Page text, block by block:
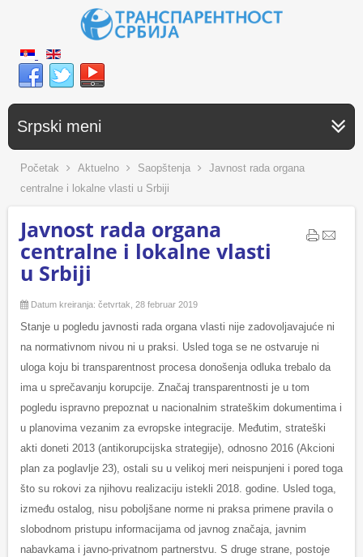
Srpski meni
Početak Aktuelno Saopštenja
Javnost rada organa
centralne i lokalne vlasti u Srbiji
Javnost rada organa
centralne i lokalne vlasti
u Srbiji
Datum kreiranja: četvrtak, 28 februar 2019
Stanje u pogledu javnosti rada organa vlasti nije zadovoljavajuće ni
na normativnom nivou ni u praksi. Usled toga se ne ostvaruje ni
uloga koju bi transparentnost procesa donošenja odluka trebalo da
ima u sprečavanju korupcije. Značaj transparentnosti je u tom
pogledu ispravno prepoznat u nacionalnim strateškim dokumentima i
u planovima vezanim za evropske integracije. Međutim, strateški
akti doneti 2013 (antikorupcijska strategije), odnosno 2016 (Akcioni
plan za poglavlje 23), ostali su u velikoj meri neispunjeni i pored toga
što su rokovi za njihovu realizaciju istekli 2018. godine. Usled toga,
između ostalog, nisu poboljšane norme ni praksa primene pravila o
slobodnom pristupu informacijama od javnog značaja, javnim
nabavkama i javno-privatnom partnerstvu. S druge strane, postoje